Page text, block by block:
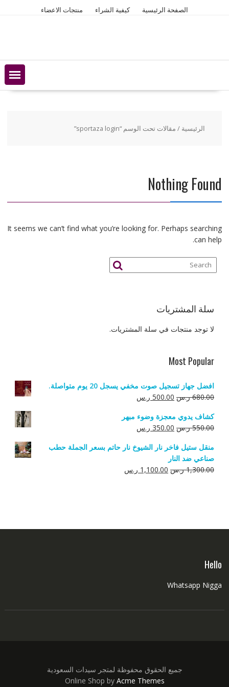
الصفحة الرئيسية كيفية الشراء منتجات الاعضاء
الرئيسية / مقالات تحت الوسم “sportaza login”
Nothing Found
It seems we can’t find what you’re looking for. Perhaps searching
can help.
سلة المشتريات
لا توجد منتجات في سلة المشتريات.
Most Popular
افضل جهاز تسجيل صوت مخفي يسجل 20 يوم متواصلة.
680.00 ر.س السعر
هو:
680.00 ر.س.
500.00 ر.سالسعر
هو:
500.00 ر.س.
كشاف يدوي معجزة وضوء مبهر
550.00 ر.س السعر
هو:
550.00 ر.س.
350.00 ر.سالسعر
هو:
منقل ستيل فاخر نار الشيوخ نار حاتم بسعر الجملة حطب
صناعي ضد النار
1,300.00 ر.س السعر
1,100.00 ر.سالسعر
Hello
Whatsapp Nigga
جميع الحقوق محفوظة لمتجر سيدات السعودية
Online Shop by Acme Themes